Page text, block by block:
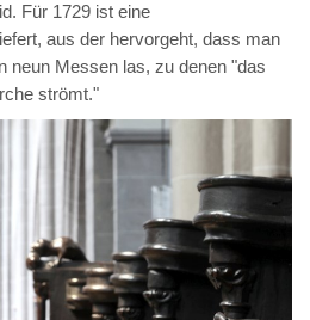
Für 1729 ist eine
aus der hervorgeht, dass man
neun Messen las, zu denen "das
strömt."